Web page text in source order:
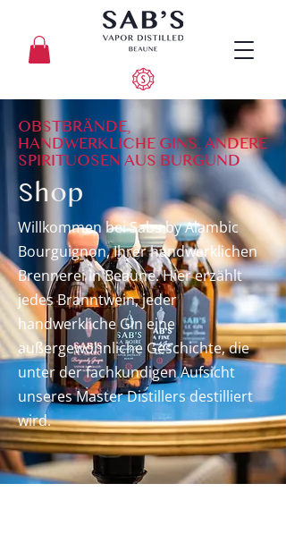
OBSTBRÄNDE,
HANDWERKLICHE GINS, ANDERE
SPIRITUOSEN AUS BURGUND
Shop
​Willkommen bei Sabs by Alambic
Bourguignon, Ihrer handwerklichen
Brennerei in Beaune. Hier erzählt
jedes Branntwein, jeder
handwerkliche Gin eine
außergewöhnliche Geschichte, die
unter der fachkundigen Aufsicht
unseres Master Distillers destilliert
wird.